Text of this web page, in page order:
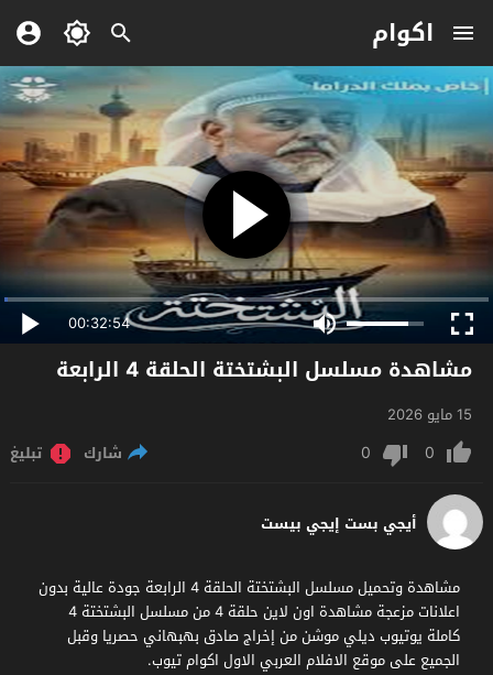
اكوام
00:32:54
مشاهدة مسلسل البشتختة الحلقة 4 الرابعة
15 مايو 2026
0
0 شارك تبليغ
أيجي بست إيجي بيست
مشاهدة وتحميل مسلسل البشتختة الحلقة 4 الرابعة جودة عالية بدون
اعلانات مزعجة مشاهدة اون لاين حلقة 4 من مسلسل البشتختة 4
كاملة يوتيوب ديلي موشن من إخراج صادق بهبهاني حصريا وقبل
الجميع على موقع الافلام العربي الاول اكوام تيوب.